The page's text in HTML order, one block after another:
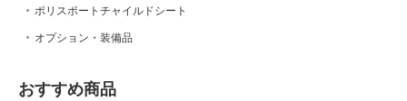
ポリスポートチャイルドシート
オプション・装備品
おすすめ商品